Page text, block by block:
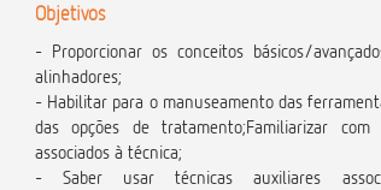
Objetivos
- Proporcionar os conceitos básicos/
alinhadores;
- Habilitar para o manuseamento das
das opções de tratamento;Familiarizar
associados à técnica;
- Saber usar técnicas auxiliares